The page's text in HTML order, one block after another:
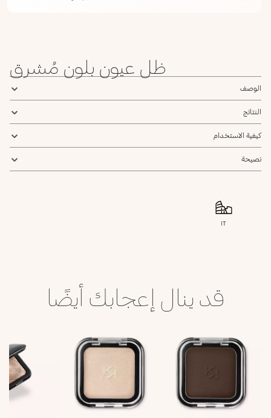
ظل عيون بلون مُشرق
الوصف
النتائج
كيفية الاستخدام
نصيحة
IT
قد ينال إعجابك أيضًا